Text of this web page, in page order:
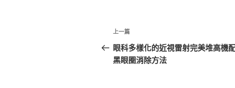
文
章
導
上
一
篇
上一篇
眼科多樣化的近視雷射完美堆高機
黑眼圈消除方法